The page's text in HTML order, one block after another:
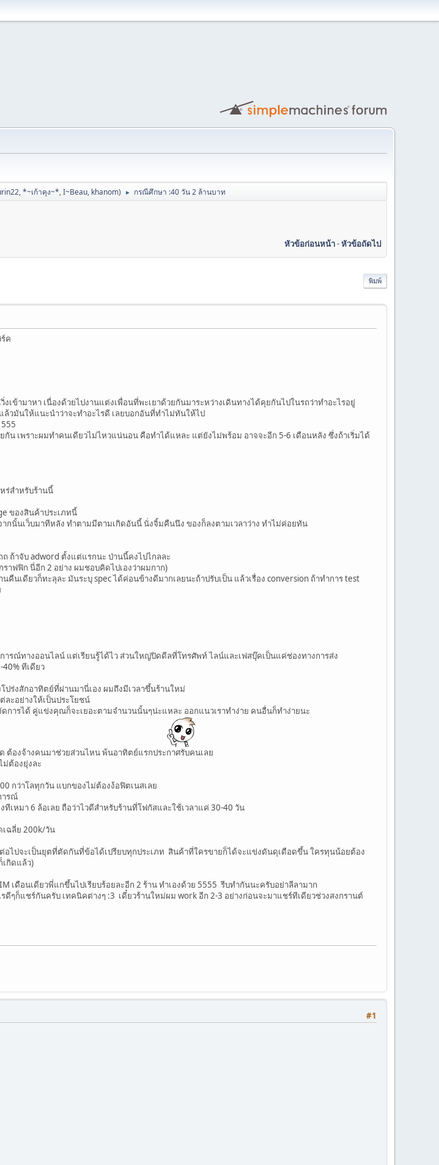
,*~เก้าคุง~*,I~Beau, khanom) ► กรณีศึกษา :40 วัน 2 ล้านบาท
หัวข้อก่อนหน้า-หัวข้อถัดไป
พิมพ์
ค
ามาหา เนื่องด้วยไปงานแต่งเพื่อนที่พะเยาด้วยกันมาระหว่างเดินทางได้คุยกันไปในรถว่าทำอะไรอยู่
วมันให้แนะนำว่าจะทำอะไรดี เลยบอกอันที่ทำไม่ทันให้ไป
น เพราะผมทำคนเดียวไม่ไหวแน่นอน คือทำได้แหละ แต่ยังไม่พร้อม อาจจะอีก 5-6 เดือนหลัง ซึ่งถ้าเริ่มได้
ร่สำหรับร้านนี้
ของสินค้าประเภทนี้
นั้นเว็บมาทีหลัง ทำตามมีตามเกิดอันนี้ นั่งจิ้มคืนนึง ของก็ลงตามเวลาว่าง ทำไม่ค่อยทัน
ถ้าจับ adword ตั้งแต่แรกนะ ป่านนี้คงไปไกลละ
าฟฟิก นี่อีก 2 อย่าง ผมชอบคิดไปเองว่าผมกาก)
นเดียวก็ทะลุละ มันระบุ spec ได้ค่อนข้างดีมากเลยนะถ้าปรับเป็น แล้วเรื่อง conversion ถ้าทำการ test
รณ์ทางออนไลน์ แต่เรียนรู้ได้ไว ส่วนใหญ่ปิดดีลที่โทรศัพท์ ไลน์และเฟสบุ๊คเป็นแค่ช่องทางการส่ง
ทีเดียว
ปร่งสักอาทิตย์ที่ผ่านมานี่เอง ผมถึงมีเวลาขึ้นร้านใหม่
ะอย่างให้เป็นประโยชน์
ารได้ คู่แข่งคุณก็จะเยอะตามจำนวนนั้นๆน่ะแหละ ออกแนวเราทำง่าย คนอื่นก็ทำง่ายนะ
องจ้างคนมาช่วยส่วนไหน พ้นอาทิตย์แรกประกาศรับคนเลย
ม่ต้องยุ่งละ
กว่าโลทุกวัน แบกของไม่ต้องง้อฟิตเนสเลย
ารณ์
เหมา 6 ล้อเลย ถือว่าไวดีสำหรับร้านที่โฟกัสและใช้เวลาแค่ 30-40 วัน
เฉลี่ย 200k/วัน
อไปจะเป็นยุตที่ตัดกันที่ข้อได้เปรียบทุกประเภท สินค้าที่ใครขายก็ได้จะแข่งดันดุเดือดขึ้น ใครทุนน้อยต้อง
เกิดแล้ว)
เดือนเดียวพี่แกขึ้นไปเรียบร้อยละอีก 2 ร้าน ทำเองด้วย 5555 รีบทำกันนะครับอย่าลีลามาก
ดีๆก็แชร์กันครับ เทคนิคต่างๆ :3 เดี๋ยวร้านใหม่ผม work อีก 2-3 อย่างก่อนจะมาแชร์ทีเดียวช่วงสงกรานต์
#1